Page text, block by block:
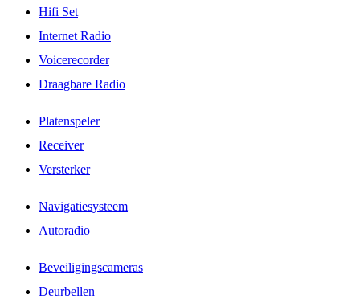
Hifi Set
Internet Radio
Voicerecorder
Draagbare Radio
Platenspeler
Receiver
Versterker
Navigatiesysteem
Autoradio
Beveiligingscameras
Deurbellen